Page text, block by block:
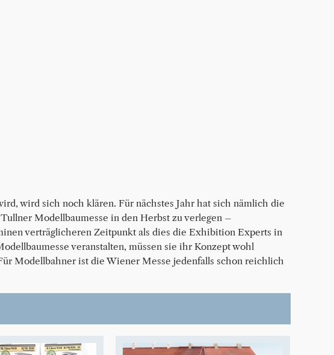
wird sich noch klären. Für nächstes Jahr hat sich nämlich die
Modellbaumesse in den Herbst zu verlegen –
verträglicheren Zeitpunkt als dies die Exhibition Experts in
veranstalten, müssen sie ihr Konzept wohl
Modellbahner ist die Wiener Messe jedenfalls schon reichlich